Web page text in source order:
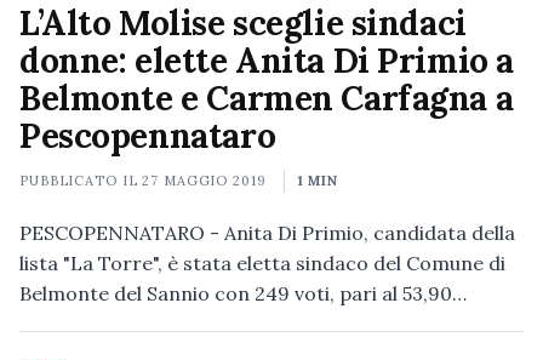
L’Alto Molise sceglie sindaci
donne: elette Anita Di Primio a
Belmonte e Carmen Carfagna a
Pescopennataro
PUBBLICATO IL27 MAGGIO 2019 1 MIN
PESCOPENNATARO - Anita Di Primio, candidata della
lista "La Torre", è stata eletta sindaco del Comune di
Belmonte del Sannio con 249 voti, pari al 53,90…